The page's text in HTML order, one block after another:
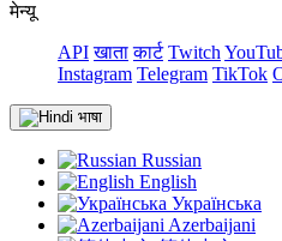
मेन्यू
API खाता कार्ट Twitch
Instagram Telegram TikTok
भाषा
Russian
English
Українська
Azerbaijani